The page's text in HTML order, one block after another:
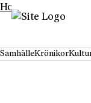
Hoppa till innehåll
SamhälleKrönikor